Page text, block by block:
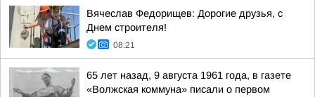
Вячеслав Федорищев: Дорогие друзья, с
Днем строителя!
08:21
65 лет назад, 9 августа 1961 года, в газете
«Волжская коммуна» писали о первом